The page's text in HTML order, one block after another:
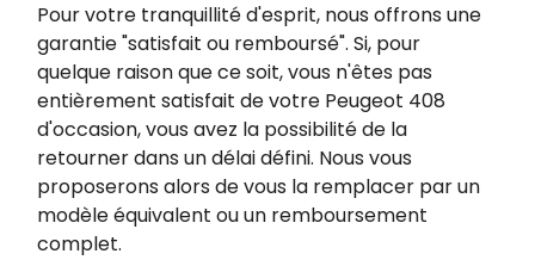
Pour votre tranquillité d'esprit, nous offrons une
garantie "satisfait ou remboursé". Si, pour
quelque raison que ce soit, vous n'êtes pas
entièrement satisfait de votre Peugeot 408
d'occasion, vous avez la possibilité de la
retourner dans un délai défini. Nous vous
proposerons alors de vous la remplacer par un
modèle équivalent ou un remboursement
complet.